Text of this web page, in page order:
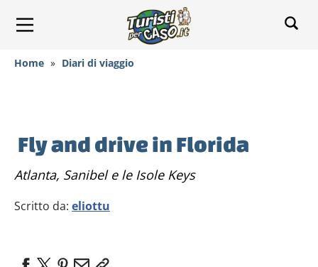
Home » Diari di viaggio
Fly and drive in Florida
Atlanta, Sanibel e le Isole Keys
Scritto da: eliottu